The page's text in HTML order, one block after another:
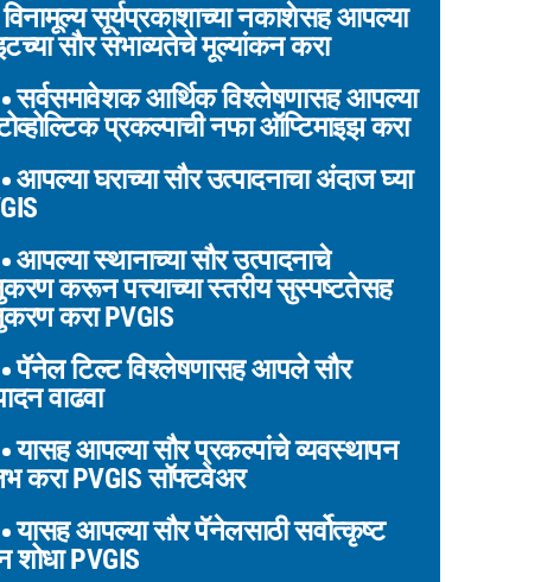
विनामूल्य सूर्यप्रकाशाच्या नकाशेसह आपल्या
सौर संभाव्यतेचे मूल्यांकन करा
सर्वसमावेशक आर्थिक विश्लेषणासह आपल्या
प्रकल्पाची नफा ऑप्टिमाइझ करा
आपल्या घराच्या सौर उत्पादनाचा अंदाज घ्या
आपल्या स्थानाच्या सौर उत्पादनाचे
करून पत्त्याच्या स्तरीय सुस्पष्टतेसह
करा PVGIS
पॅनेल टिल्ट विश्लेषणासह आपले सौर
वाढवा
यासह आपल्या सौर प्रकल्पांचे व्यवस्थापन
करा PVGIS सॉफ्टवेअर
यासह आपल्या सौर पॅनेलसाठी सर्वोत्कृष्ट
शोधा PVGIS